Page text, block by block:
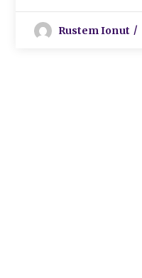
Rustem Ionut